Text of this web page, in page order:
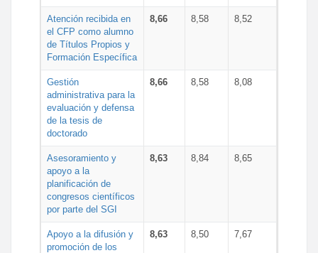
Atención recibida en
el CFP como alumno
de Títulos Propios y
Formación Específica
8,66 8,58 8,52
Gestión
administrativa para la
evaluación y defensa
de la tesis de
doctorado
8,66 8,58 8,08
Asesoramiento y
apoyo a la
planificación de
congresos científicos
por parte del SGI
8,63 8,84 8,65
Apoyo a la difusión y
promoción de los
8,63 8,50 7,67